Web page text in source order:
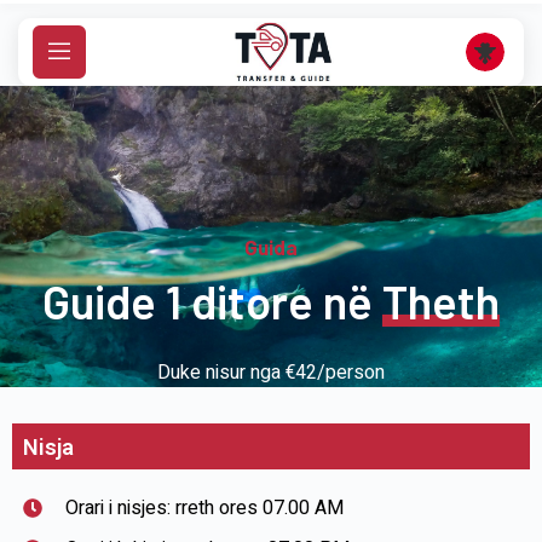
S
i
p
t
o
c
o
n
t
e
n
t
Guida
Guide 1 ditore në Theth
Duke nisur nga €42/person
Nisja
Orari i nisjes: rreth ores 07.00 AM